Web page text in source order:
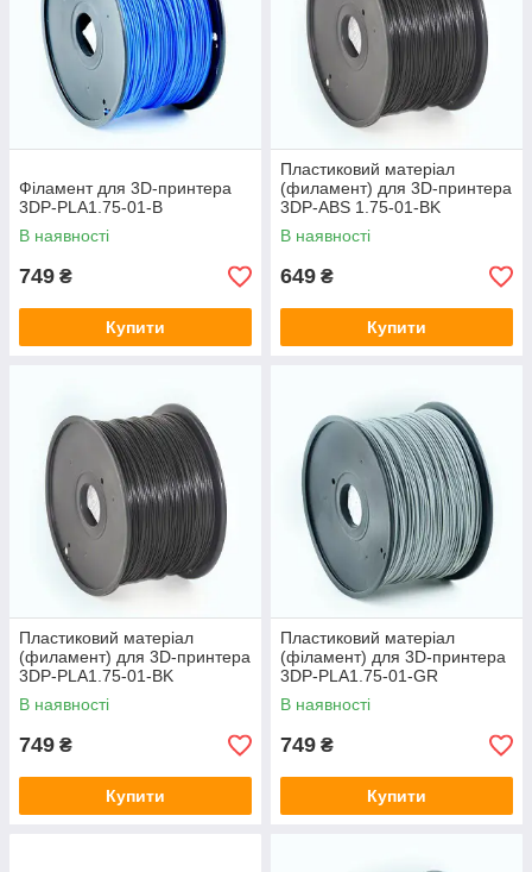
Фiламент для 3D-принтера
3DP-PLA1.75-01-B
В наявності
749 ₴
Купити
Пластиковий матеріал
(филамент) для 3D-принтера
3DP-ABS 1.75-01-BK
В наявності
649 ₴
Купити
Пластиковий матеріал
(филамент) для 3D-принтера
3DP-PLA1.75-01-BK
В наявності
749 ₴
Купити
Пластиковий матеріал
(філамент) для 3D-принтера
3DP-PLA1.75-01-GR
В наявності
749 ₴
Купити